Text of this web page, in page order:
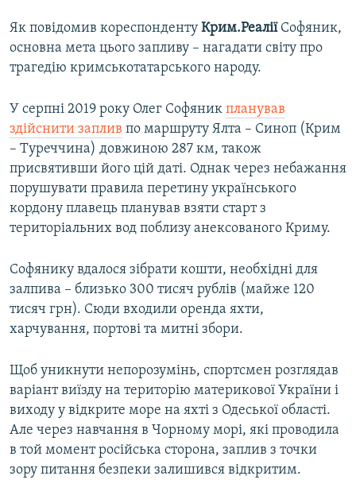
Як повідомив кореспонденту Крим.Реалії Софяник,
основна мета цього запливу – нагадати світу про
трагедію кримськотатарського народу.
У серпні 2019 року Олег Софяник планував
здійснити заплив по маршруту Ялта – Синоп (Крим
– Туреччина) довжиною 287 км, також
присвятивши його цій даті. Однак через небажання
порушувати правила перетину українського
кордону плавець планував взяти старт з
територіальних вод поблизу анексованого Криму.
Софянику вдалося зібрати кошти, необхідні для
залпива – близько 300 тисяч рублів (майже 120
тисяч грн). Сюди входили оренда яхти,
харчування, портові та митні збори.
Щоб уникнути непорозумінь, спортсмен розглядав
варіант виїзду на територію материкової України і
виходу у відкрите море на яхті з Одеської області.
Але через навчання в Чорному морі, які проводила
в той момент російська сторона, заплив з точки
зору питання безпеки залишився відкритим.